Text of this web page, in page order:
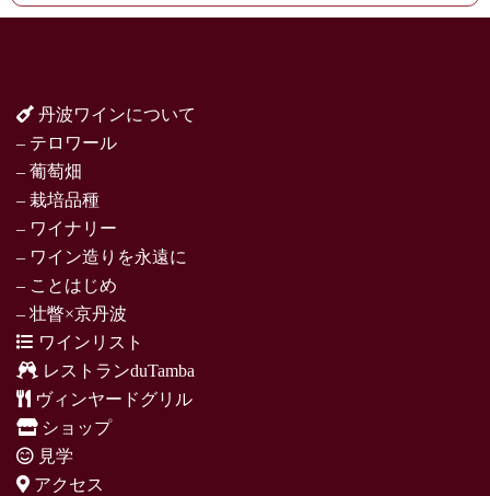
丹波ワインについて
– テロワール
– 葡萄畑
– 栽培品種
– ワイナリー
– ワイン造りを永遠に
– ことはじめ
– 壮瞥×京丹波
ワインリスト
レストランduTamba
ヴィンヤードグリル
ショップ
見学
アクセス